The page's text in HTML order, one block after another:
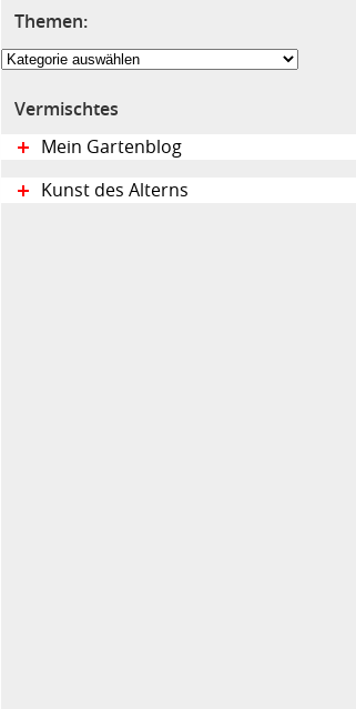
Themen:
Themen:
Vermischtes
Mein Gartenblog
Kunst des Alterns